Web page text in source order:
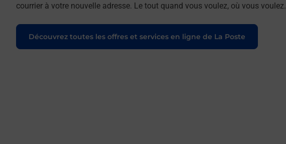
courrier à votre nouvelle adresse. Le tout quand vous voulez, où vous voulez.
Découvrez toutes les offres et services en ligne de La Poste